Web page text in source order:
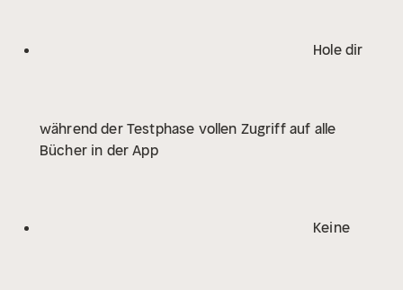
Hole dir
während der Testphase vollen Zugriff auf alle
Bücher in der App
Keine